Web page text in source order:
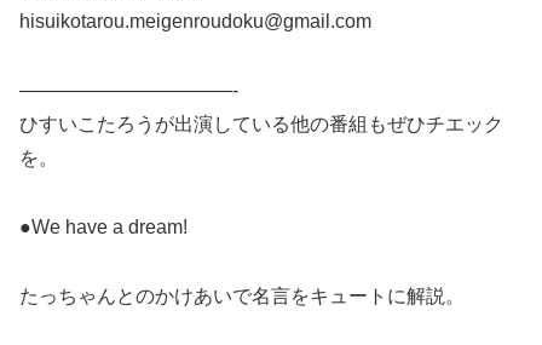
hisuikotarou.meigenroudoku@gmail.com
———————————-
ひすいこたろうが出演している他の番組もぜひチエック
を。
●We have a dream!
たっちゃんとのかけあいで名言をキュートに解説。